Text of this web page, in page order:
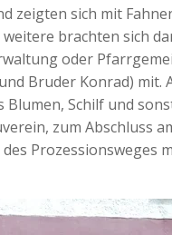
zeigten sich mit
weitere brachten sich
oder
Bruder Konrad)
Blumen, Schilf und
zum Abschluss
Prozessionsweges